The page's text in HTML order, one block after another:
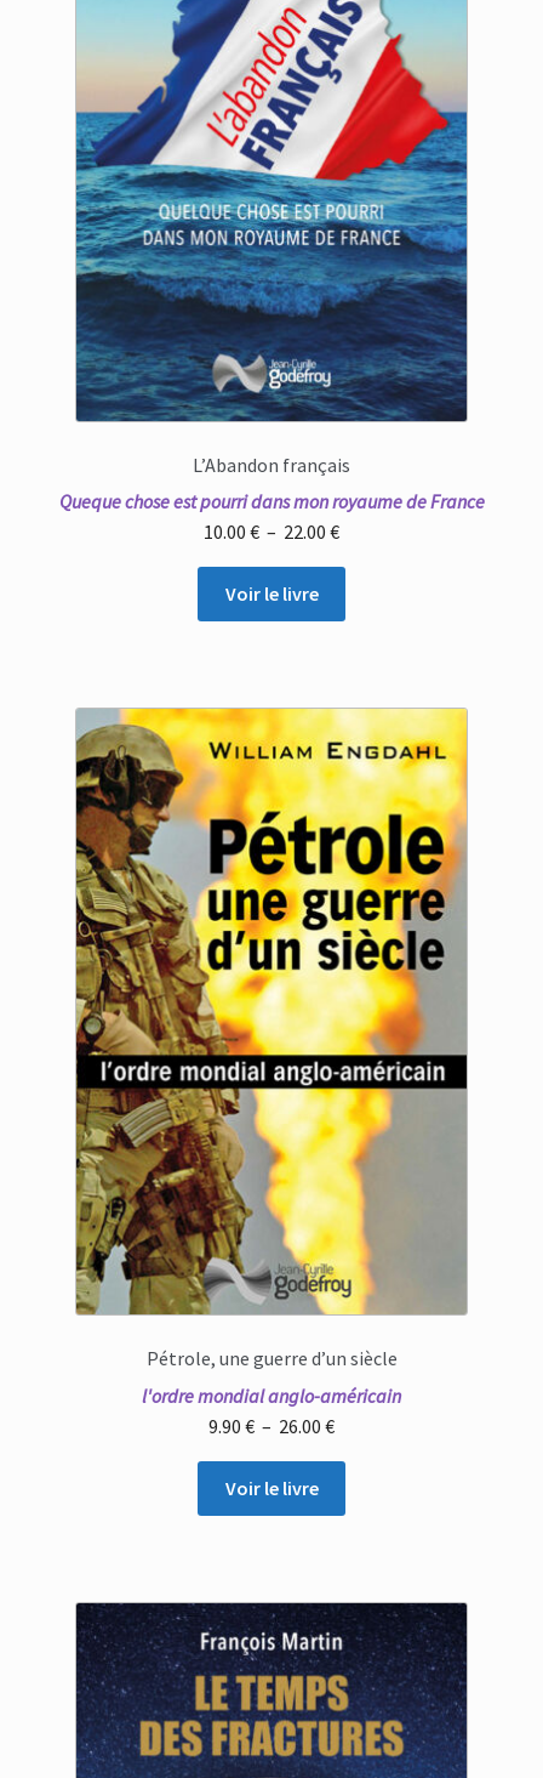
L’Abandon français
Queque chose est pourri dans mon royaume de France
10.00 € – 22.00 €Plage
de
10.00 €
Voir le livre
Pétrole, une guerre d’un siècle
l'ordre mondial anglo-américain
9.90 € – 26.00 €Plage
9.90 €
Voir le livre